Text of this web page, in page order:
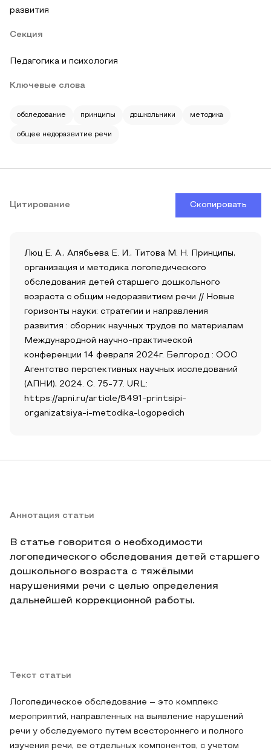
развития
Секция
Педагогика и психология
Ключевые слова
обследование принципы дошкольники методика
общее недоразвитие речи
Цитирование Скопировать
Люц Е. А., Алябьева Е. И., Титова М. Н. Принципы,
организация и методика логопедического
обследования детей старшего дошкольного
возраста с общим недоразвитием речи // Новые
горизонты науки: стратегии и направления
развития : сборник научных трудов по материалам
Международной научно-практической
конференции 14 февраля 2024г. Белгород : ООО
Агентство перспективных научных исследований
(АПНИ), 2024. С. 75-77. URL:
https://apni.ru/article/8491-printsipi-
organizatsiya-i-metodika-logopedich
Аннотация статьи
В статье говорится о необходимости
логопедического обследования детей старшего
дошкольного возраста с тяжёлыми
нарушениями речи с целью определения
дальнейшей коррекционной работы.
Текст статьи
Логопедическое обследование – это комплекс
мероприятий, направленных на выявление нарушений
речи у обследуемого путем всестороннего и полного
изучения речи, ее отдельных компонентов, с учетом